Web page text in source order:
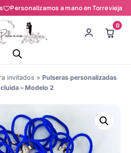
Personalizamos a mano en Torrevieja
0
invitados » Pulseras personalizadas
– Modelo 2